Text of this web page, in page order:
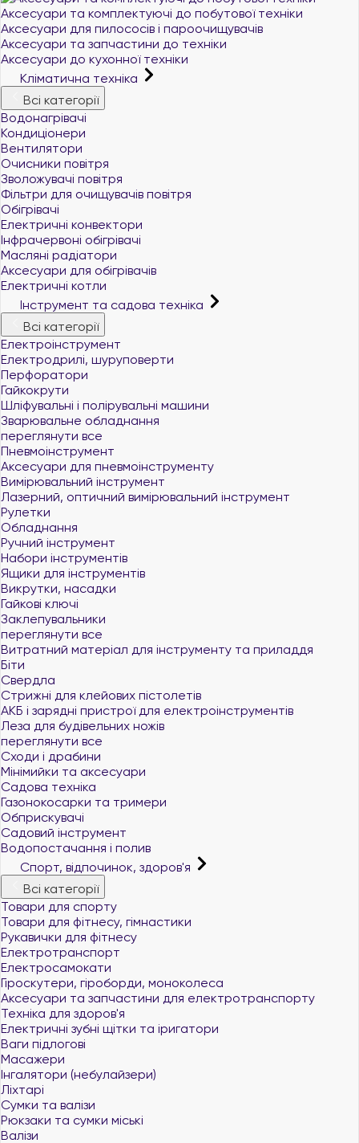
Аксесуари та комплектуючі до побутової техніки
Аксесуари для пилососів і пароочищувачів
Аксесуари та запчастини до техніки
Аксесуари до кухонної техніки
Кліматична техніка
Всі категорії
Водонагрівачі
Кондиціонери
Вентилятори
Очисники повітря
Зволожувачі повітря
Фільтри для очищувачів повітря
Обігрівачі
Електричні конвектори
Інфрачервоні обігрівачі
Масляні радіатори
Аксесуари для обігрівачів
Електричні котли
Інструмент та садова техніка
Всі категорії
Електроінструмент
Електродрилі, шуруповерти
Перфоратори
Гайкокрути
Шліфувальні і полірувальні машини
Зварювальне обладнання
переглянути все
Пневмоінструмент
Аксесуари для пневмоінструменту
Вимірювальний інструмент
Лазерний, оптичний вимірювальний інструмент
Рулетки
Обладнання
Ручний інструмент
Набори інструментів
Ящики для інструментів
Викрутки, насадки
Гайкові ключі
Заклепувальники
переглянути все
Витратний матеріал для інструменту та приладдя
Біти
Свердла
Стрижні для клейових пістолетів
АКБ і зарядні пристрої для електроінструментів
Леза для будівельних ножів
переглянути все
Сходи і драбини
Мінімийки та аксесуари
Садова техніка
Газонокосарки та тримери
Обприскувачі
Садовий інструмент
Водопостачання і полив
Спорт, відпочинок, здоров'я
Всі категорії
Товари для спорту
Товари для фітнесу, гімнастики
Рукавички для фітнесу
Електротранспорт
Електросамокати
Гіроскутери, гіроборди, моноколеса
Аксесуари та запчастини для електротранспорту
Техніка для здоров'я
Електричні зубні щітки та іригатори
Ваги підлогові
Масажери
Інгалятори (небулайзери)
Ліхтарі
Сумки та валізи
Рюкзаки та сумки міські
Валізи